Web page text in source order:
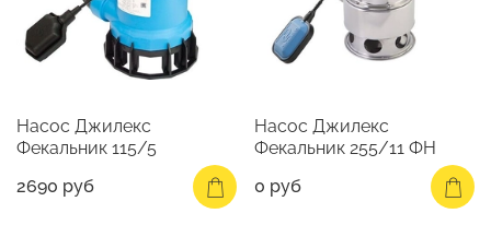
Насос Джилекс
Фекальник 115/5
2690 руб
Насос Джилекс
Фекальник 255/11 ФН
0 руб